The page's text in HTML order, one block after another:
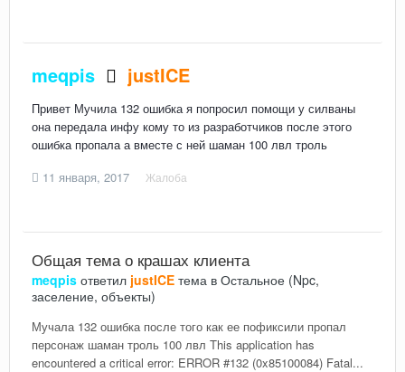
meqpis justICE
Привет Мучила 132 ошибка я попросил помощи у силваны
она передала инфу кому то из разработчиков после этого
ошибка пропала а вместе с ней шаман 100 лвл троль
11 января, 2017
Жалоба
Общая тема о крашах клиента
meqpis ответил justICE тема в Остальное (Npc,
заселение, объекты)
Мучала 132 ошибка после того как ее пофиксили пропал
персонаж шаман троль 100 лвл This application has
encountered a critical error: ERROR #132 (0x85100084) Fatal...